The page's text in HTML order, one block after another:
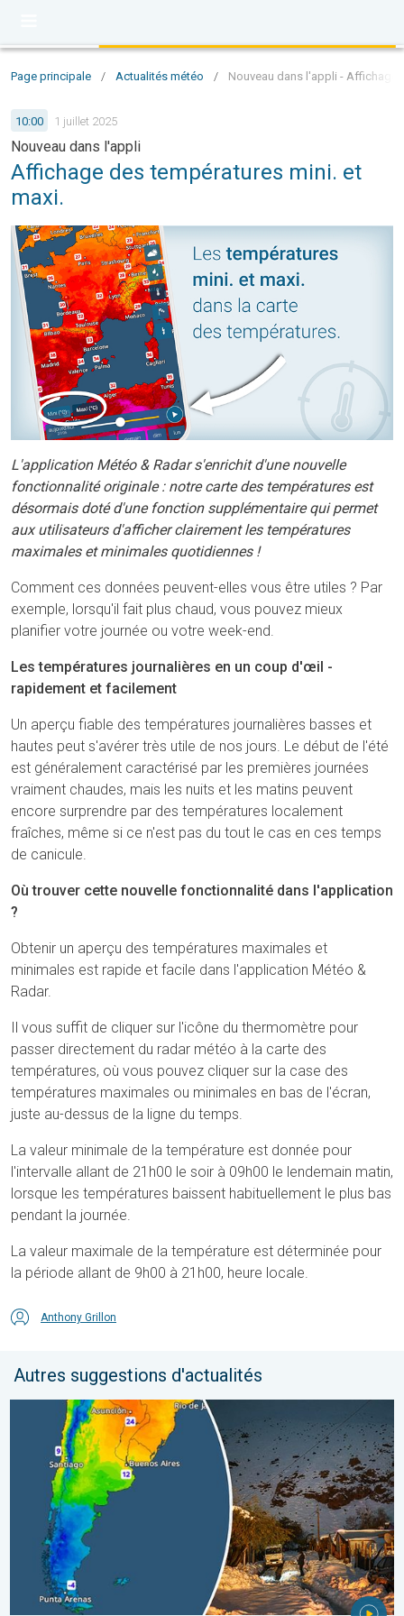
Page principale / Actualités météo / Nouveau dans l'appli - Affichage
10:00 1 juillet 2025
Nouveau dans l'appli
Affichage des températures mini. et
maxi.
L'application Météo & Radar s'enrichit d'une nouvelle
fonctionnalité originale : notre carte des températures est
désormais doté d'une fonction supplémentaire qui permet
aux utilisateurs d'afficher clairement les températures
maximales et minimales quotidiennes !
Comment ces données peuvent-elles vous être utiles ? Par
exemple, lorsqu'il fait plus chaud, vous pouvez mieux
planifier votre journée ou votre week-end.
Les températures journalières en un coup d'œil -
rapidement et facilement
Un aperçu fiable des températures journalières basses et
hautes peut s'avérer très utile de nos jours. Le début de l'été
est généralement caractérisé par les premières journées
vraiment chaudes, mais les nuits et les matins peuvent
encore surprendre par des températures localement
fraîches, même si ce n'est pas du tout le cas en ces temps
de canicule.
Où trouver cette nouvelle fonctionnalité dans l'application
?
Obtenir un aperçu des températures maximales et
minimales est rapide et facile dans l'application Météo &
Radar.
Il vous suffit de cliquer sur l'icône du thermomètre pour
passer directement du radar météo à la carte des
températures, où vous pouvez cliquer sur la case des
températures maximales ou minimales en bas de l'écran,
juste au-dessus de la ligne du temps.
La valeur minimale de la température est donnée pour
l'intervalle allant de 21h00 le soir à 09h00 le lendemain matin,
lorsque les températures baissent habituellement le plus bas
pendant la journée.
La valeur maximale de la température est déterminée pour
la période allant de 9h00 à 21h00, heure locale.
Anthony Grillon
Autres suggestions d'actualités
L'hiver bat son plein en Amérique latine. Neige dans les